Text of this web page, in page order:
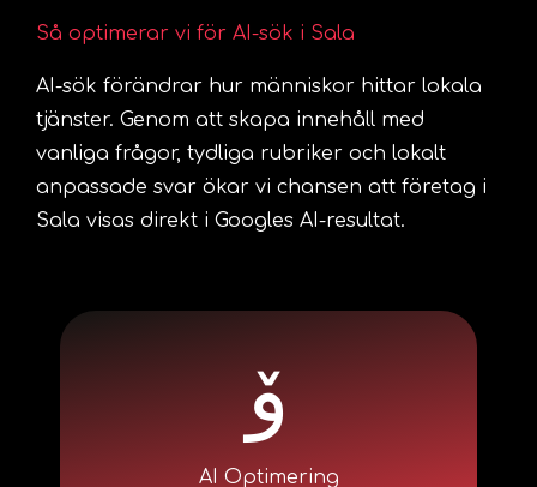
Så optimerar vi för AI-sök i Sala
AI-sök förändrar hur människor hittar lokala
tjänster. Genom att skapa innehåll med
vanliga frågor, tydliga rubriker och lokalt
anpassade svar ökar vi chansen att företag i
Sala visas direkt i Googles AI-resultat.
AI Optimering